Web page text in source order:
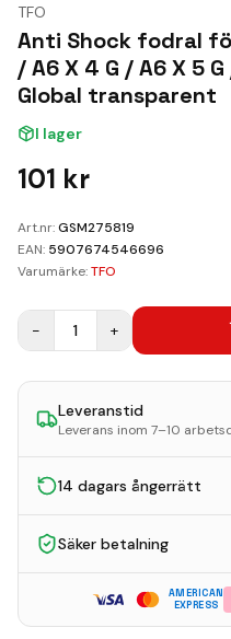
Kundvagn
Boka
TFO
Anti Shock fodral
/ A6 X 4 G / A6 X 5
Global transparent
I lager
101 kr
Art.nr:GSM275819
EAN: 5907674546696
Varumärke:TFO
− 1 +
Leveranstid
Leverans inom 7–10
14 dagars ångerrätt
Säker betalning
AMERICAN
EXPRESS